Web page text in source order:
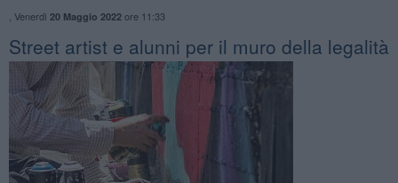
Venerdì 20 Maggio 2022ore 11:33
Street artist e alunni per il muro della legalità